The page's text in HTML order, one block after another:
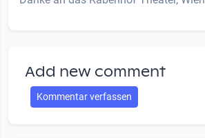
Add new comment
Kommentar verfassen